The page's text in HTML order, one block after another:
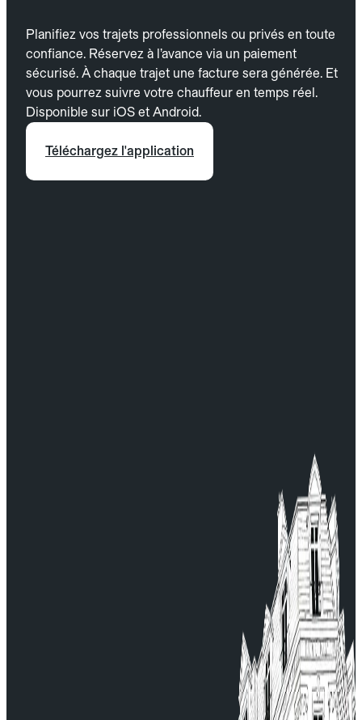
Planifiez vos trajets professionnels ou privés en toute
confiance. Réservez à l’avance via un paiement
sécurisé. À chaque trajet une facture sera générée. Et
vous pourrez suivre votre chauffeur en temps réel.
Disponible sur iOS et Android.
Téléchargez l'application